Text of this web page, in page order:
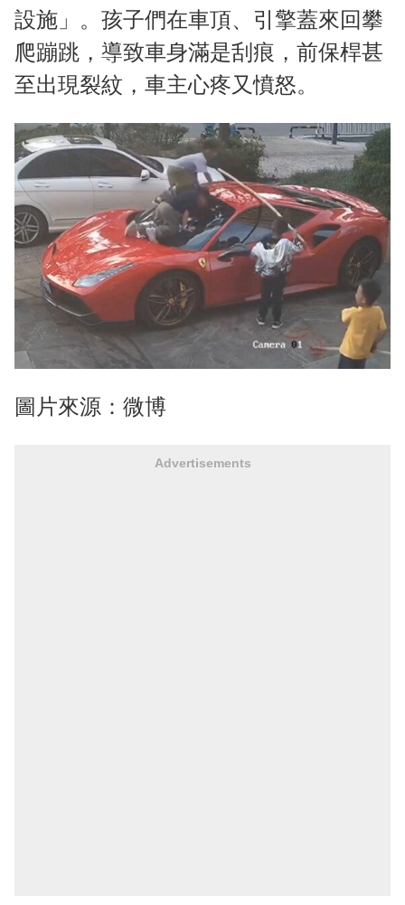
設施」。孩子們在車頂、引擎蓋來回攀
爬蹦跳，導致車身滿是刮痕，前保桿甚
至出現裂紋，車主心疼又憤怒。
圖片來源：微博
Advertisements